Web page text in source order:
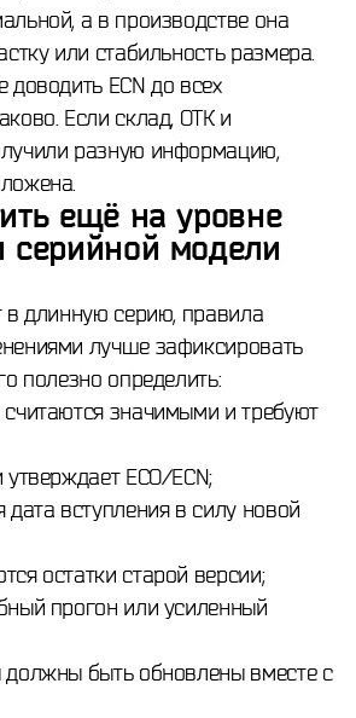
а в производстве она
или стабильность размера.
доводить ECN до всех
Если склад, ОТК и
разную информацию,
ещё на уровне
серийной модели
в длинную серию, правила
лучше зафиксировать
полезно определить:
значимыми и требуют
ECO/ECN;
дата вступления в силу новой
остатки старой версии;
прогон или усиленный
должны быть обновлены вместе с